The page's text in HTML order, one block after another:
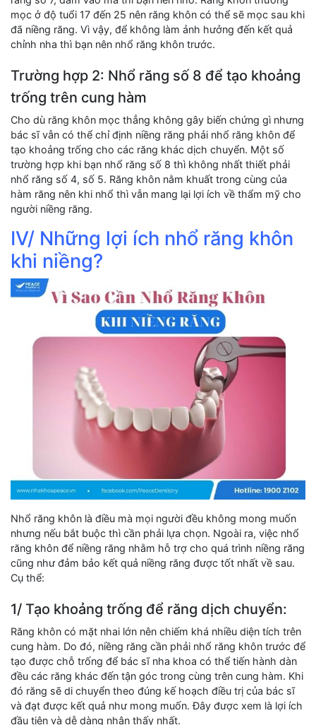
mọc ở độ tuổi 17 đến 25 nên răng khôn có thể sẽ mọc sau khi
đã niềng răng. Vì vậy, để không làm ảnh hưởng đến kết quả
chỉnh nha thì bạn nên nhổ răng khôn trước.
Trường hợp 2: Nhổ răng số 8 để tạo khoảng
trống trên cung hàm
Cho dù răng khôn mọc thẳng không gây biến chứng gì nhưng
bác sĩ vẫn có thể chỉ định niềng răng phải nhổ răng khôn để
tạo khoảng trống cho các răng khác dịch chuyển. Một số
trường hợp khi bạn nhổ răng số 8 thì không nhất thiết phải
nhổ răng số 4, số 5. Răng khôn nằm khuất trong cùng của
hàm răng nên khi nhổ thì vẫn mang lại lợi ích về thẩm mỹ cho
người niềng răng.
IV/ Những lợi ích nhổ răng khôn
khi niềng?
Nhổ răng khôn là điều mà mọi người đều không mong muốn
nhưng nếu bắt buộc thì cần phải lựa chọn. Ngoài ra, việc nhổ
răng khôn để niềng răng nhằm hỗ trợ cho quá trình niềng răng
cũng như đảm bảo kết quả niềng răng được tốt nhất về sau.
Cụ thể:
1/ Tạo khoảng trống để răng dịch chuyển:
Răng khôn có mặt nhai lớn nên chiếm khá nhiều diện tích trên
cung hàm. Do đó, niềng răng cần phải nhổ răng khôn trước để
tạo được chỗ trống để bác sĩ nha khoa có thể tiến hành dàn
đều các răng khác đến tận góc trong cùng trên cung hàm. Khi
đó răng sẽ di chuyển theo đúng kế hoạch điều trị của bác sĩ
và đạt được kết quả như mong muốn. Đây được xem là lợi ích
đầu tiên và dễ dàng nhận thấy nhất.